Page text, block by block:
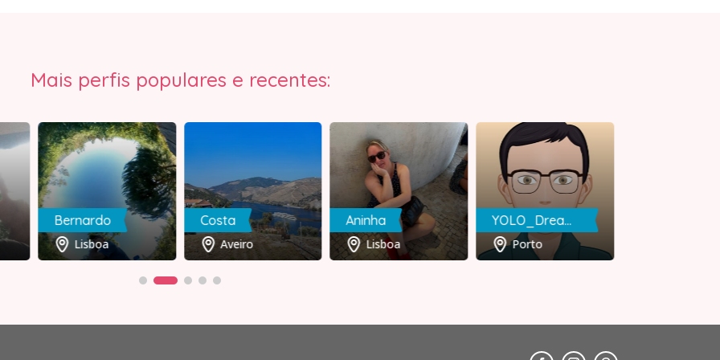
Mais perfis populares e recentes:
Bernardo
Lisboa
Costa
Aveiro
Aninha
Lisboa
YOLO_Dreamer
Porto